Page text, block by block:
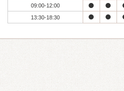
09:00-12:00
13:30-18:30